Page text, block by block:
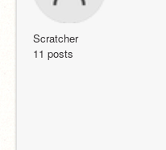
Scratcher
11 posts